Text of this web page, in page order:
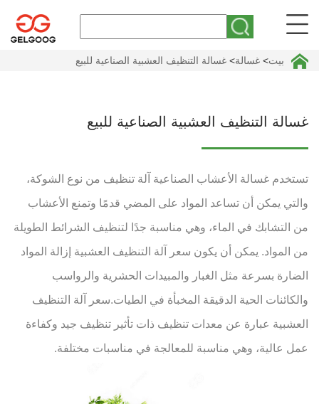
بيت> غسالة> غسالة التنظيف العشبية الصناعية للبيع
غسالة التنظيف العشبية الصناعية للبيع
تستخدم غسالة الأعشاب الصناعية آلة تنظيف من نوع الشوكة،
والتي يمكن أن تساعد المواد على المضي قدمًا وتمنع الأعشاب
من التشابك في الماء، وهي مناسبة جدًا لتنظيف الشرائط الطويلة
من المواد. يمكن أن يكون سعر آلة التنظيف العشبية إزالة المواد
الضارة بسرعة مثل الغبار والمبيدات الحشرية والرواسب
والكائنات الحية الدقيقة المخبأة في الطيات.سعر آلة التنظيف
العشبية عبارة عن معدات تنظيف ذات تأثير تنظيف جيد وكفاءة
عمل عالية، وهي مناسبة للمعالجة في مناسبات مختلفة.